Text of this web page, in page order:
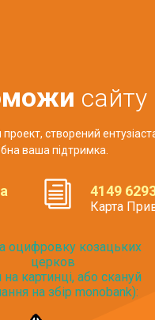
сайту
проект, створений
ваша підтримка.
4149
Карта
оцифровку козацьких
церков
на картинці, або скануй
на збір monobank):